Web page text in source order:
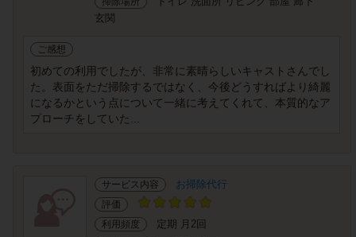
玄関
ご感想
初めての利用でしたが、非常に素晴らしいキャストさんでし
た。表面をただ掃除するではなく、今後どうすればより綺麗
になるかという点について一緒に考えてくれて、本質的なア
プローチをしていた...
サービス内容 お掃除代行
評価
利用頻度
定期 月2回